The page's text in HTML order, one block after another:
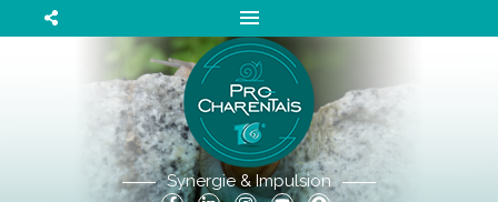
Synergie & Impulsion